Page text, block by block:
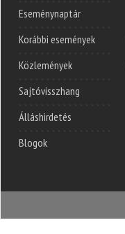
Eseménynaptár
Korábbi események
Közlemények
Sajtóvisszhang
Álláshirdetés
Blogok